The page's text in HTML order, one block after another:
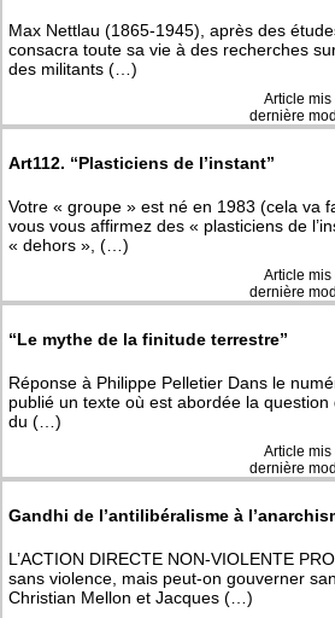
Max Nettlau (1865-1945), après des
consacra toute sa vie à des recherches
des militants (…)
Article
dernière
Art112. “Plasticiens de l’instant”
Votre « groupe » est né en 1983 (cela va
vous vous affirmez des « plasticiens de
« dehors », (…)
Article
dernière
“Le mythe de la finitude terrestre”
Réponse à Philippe Pelletier Dans le
publié un texte où est abordée la
du (…)
Article
dernière
Gandhi de l’antilibéralisme à
L’ACTION DIRECTE NON-VIOLENTE
sans violence, mais peut-on gouverner
Christian Mellon et Jacques (…)